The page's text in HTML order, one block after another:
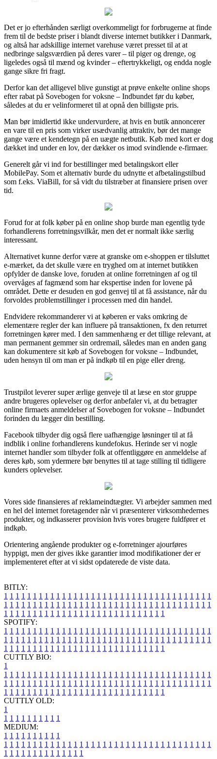
Det er jo efterhånden særligt overkommeligt for forbrugerne at finde
frem til de bedste priser i blandt diverse internet butikker i Danmark,
og altså har adskillige internet varehuse været presset til at at
nedbringe salgsværdien på deres varer – til piger og drenge, og
ligeledes også til mænd og kvinder – eftertrykkeligt, og endda nogle
gange sikre fri fragt.
Derfor kan det alligevel blive gunstigt at prøve enkelte online shops
efter rabat på Sovebogen for voksne – Indbundet før du køber,
således at du er velinformeret til at opnå den billigste pris.
Man bør imidlertid ikke undervurdere, at hvis en butik annoncerer
en vare til en pris som virker usædvanlig attraktiv, bør det mange
gange være et kendetegn på en uægte netbutik. Køb med kort er dog
dækket ind under en lov, der dækker os imod svindlende e-firmaer.
Generelt går vi ind for bestillinger med betalingskort eller
MobilePay. Som et alternativ burde du udnytte et afbetalingstilbud
som f.eks. ViaBill, for så vidt du tilstræber at finansiere prisen over
tid.
Forud for at folk køber på en online shop burde man egentlig tyde
forhandlerens forretningsvilkår, men det er normalt ikke særlig
interessant.
Alternativet kunne derfor være at granske om e-shoppen er tilsluttet
e-mærket, da det skulle være en tryghed om at internet butikken
opfylder de danske love, foruden at online forretningen af og til
overvåges af fagmænd som har ekspertise inden for lovene på
området. Dette er desuden en god genvej til at få assistance, når du
forvoldes problemstillinger i processen med din handel.
Endvidere rekommanderer vi at køberen er vaks omkring de
elementære regler der kan influere på transaktionen, fx den returret
forretningen kører med. I den sammenhæng er det tillige relevant, at
man permanent gemmer sin ordremail, således man en anden gang
kan dokumentere sit køb af Sovebogen for voksne – Indbundet,
uden hensyn til om man er på indkøb til en pige eller dreng.
Trustpilot leverer super ærlige genveje til at læse en stor gruppe
andre brugeres oplevelser og derfor anbefaler vi, at du betragter
online firmaets anmeldelser af Sovebogen for voksne – Indbundet
forinden du lægger din bestilling.
Facebook tilbyder dig også flere uafhængige løsninger til at få
indblik i online forhandlerens kundefokus. Herinde ser vi nogle
internet handler som tilbyder folk at offentliggøre en anmeldelse af
deres køb, som ydermere bør benyttes til at tage stilling til tidligere
kunders oplevelser.
Vores side finansieres af reklameindtægter. Vi arbejder sammen med
en hel del internet foretagender når vi præsenterer virksomhedernes
produkter, og indkasserer provision hvis vores brugere fuldfører et
indkøb.
Orientering angående produkter og e-forretninger ajourføres
hyppigt, men der gives ikke garantier imod modifikationer der er
implementeret efter at vi sidst opdaterede de viste data.
BITLY:
1 1 1 1 1 1 1 1 1 1 1 1 1 1 1 1 1 1 1 1 1 1 1 1 1 1 1 1 1 1 1 1 1 1 1 1
1 1 1 1 1 1 1 1 1 1 1 1 1 1 1 1 1 1 1 1 1 1 1 1 1 1 1 1 1 1 1 1 1 1 1 1
1 1 1 1 1 1 1 1 1 1 1 1 1 1 1 1 1 1 1 1 1 1 1 1 1 1 1 1
SPOTIFY:
1 1 1 1 1 1 1 1 1 1 1 1 1 1 1 1 1 1 1 1 1 1 1 1 1 1 1 1 1 1 1 1 1 1 1 1
1 1 1 1 1 1 1 1 1 1 1 1 1 1 1 1 1 1 1 1 1 1 1 1 1 1 1 1 1 1 1 1 1 1 1 1
1 1 1 1 1 1 1 1 1 1 1 1 1 1 1 1 1 1 1 1 1 1 1 1 1 1 1 1
CUTTLY BIO:
1
1 1 1 1 1 1 1 1 1 1 1 1 1 1 1 1 1 1 1 1 1 1 1 1 1 1 1 1 1 1 1 1 1 1 1 1
1 1 1 1 1 1 1 1 1 1 1 1 1 1 1 1 1 1 1 1 1 1 1 1 1 1 1 1 1 1 1 1 1 1 1 1
1 1 1 1 1 1 1 1 1 1 1 1 1 1 1 1 1 1 1 1 1 1 1 1 1 1 1 1
CUTTLY OLD:
1
1 1 1 1 1 1 1 1 1 1
MEDIUM:
1 1 1 1 1 1 1 1 1 1
1 1 1 1 1 1 1 1 1 1 1 1 1 1 1 1 1 1 1 1 1 1 1 1 1 1 1 1 1 1 1 1 1 1 1 1
1 1 1 1 1 1 1 1 1 1 1 1 1 1